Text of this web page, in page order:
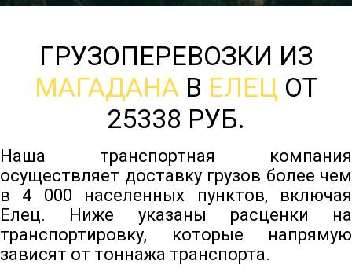
ГРУЗОПЕРЕВОЗКИ ИЗ
МАГАДАНАВ ЕЛЕЦ ОТ
25338 РУБ.
Наша транспортная компания
осуществляет доставку грузов более чем
в 4 000 населенных пунктов, включая
Елец. Ниже указаны расценки на
транспортировку, которые напрямую
зависят от тоннажа транспорта.